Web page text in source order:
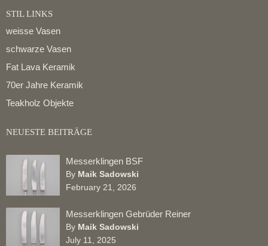
STIL LINKS
weisse Vasen
schwarze Vasen
Fat Lava Keramik
70er Jahre Keramik
Teakholz Objekte
NEUESTE BEITRÄGE
Messerklingen BSF
By Maik Sadowski
February 21, 2026
Messerklingen Gebrüder Reiner
By Maik Sadowski
July 11, 2025